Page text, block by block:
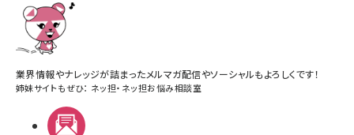
業界情報やナレッジが詰まったメルマガ配信やソーシャルもよろしくです！
姉妹サイトもぜひ： ネッ担・ ネッ担お悩み相談室